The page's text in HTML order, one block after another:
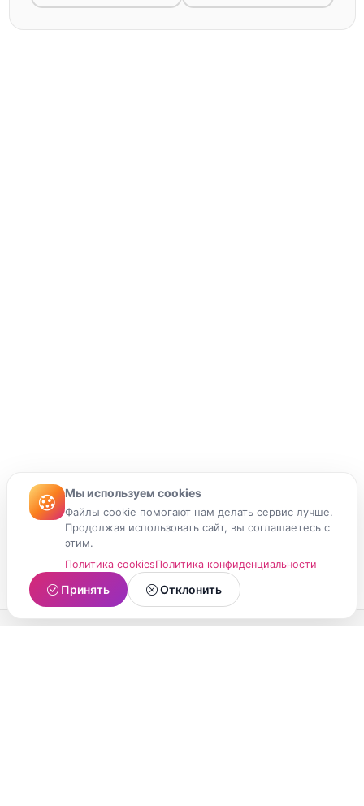
Мы используем cookies
Файлы cookie помогают нам делать сервис лучше.
Продолжая использовать сайт, вы соглашаетесь с
этим.
Политика cookiesПолитика конфиденциальности
Принять Отклонить